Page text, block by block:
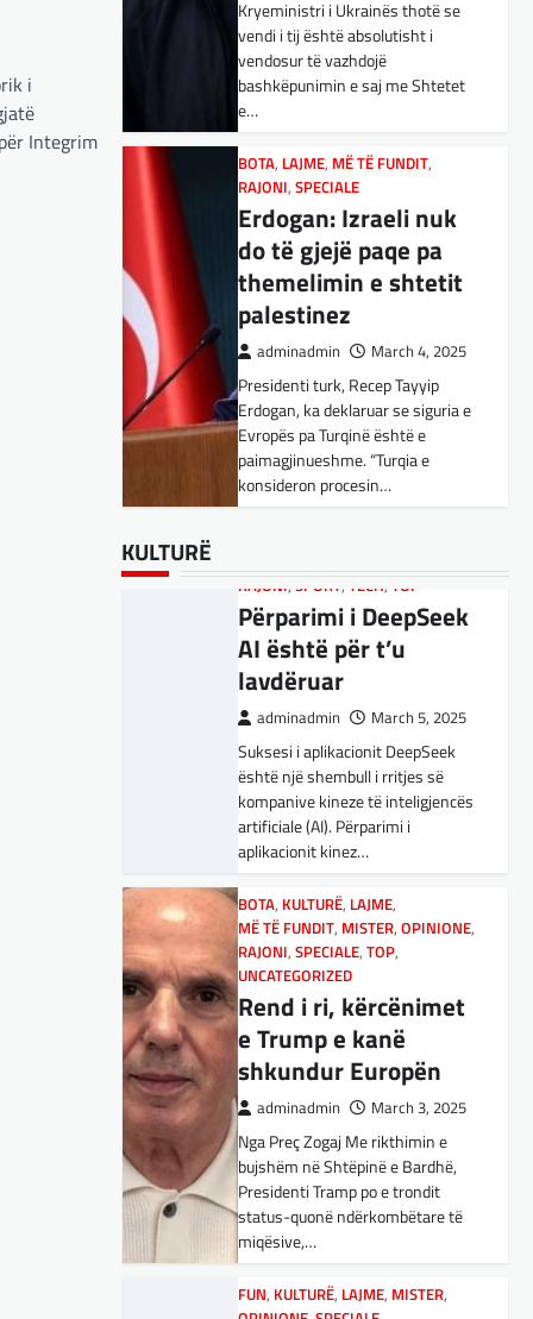
i
Integrim
Kryeministri i Ukrainës thotë se
vendi i tij është absolutisht i
vendosur të vazhdojë
bashkëpunimin e saj me Shtetet
e…
BOTA, LAJME, MË TË FUNDIT,
RAJONI,SPECIALE
Erdogan: Izraeli nuk
do të gjejë paqe pa
themelimin e shtetit
palestinez
adminadmin March 4, 2025
Presidenti turk, Recep Tayyip
Erdogan, ka deklaruar se siguria e
Evropës pa Turqinë është e
paimagjinueshme. “Turqia e
konsideron procesin…
Konkurrenti francez i
Starlink pa aksionet e
tij të trefishohen në
vlerë pasi Trump
ndaloi ndihmën për
Ukrainën
adminadmin March 5, 2025
Aksionet e ofruesit francez të
satelitëve Eutelsat u trefishuan
në vlerë gjatë dy ditëve të fundit
mes shqetësimeve se qasja…
BOTA,LAJME,MË TË FUNDIT
OPINIONE,RAJONI
Gjermani, ekspertët
sugjerojnë 400
miliardë euro për
mbrojtje
adminadmin March 4, 2025
Gjermania ndodhet aktualisht në
kulmin e përpjekjeve për krijimin e
qeverisë dhe koha nuk pret.
CDU/CSU dhe SPD po
KULTURË
ndonjë shqiptar që ndjek sadopak
politikën e jashtme, pas takimit
Trump-Zhelenski, nuk ka
menduar: Po…
BOTA,KULTURË,LAJME,MISTER,
RAJONI,SPECIALE,TECH
Varësia nga ChatGPT
është në rritje:
Kujdes! Këto janë
pasojat e mundshme
adminadmin
Sipas studiuesve, përdoruesit që
përdorin shpesh ChatGPT për
biseda jopersonale, duke
përfshirë kërkimin e këshillave,
shpjegimet konceptuale dhe
ndihmën për…
RAJONI,SPORT, TECH, TOP
Përparimi i DeepSeek
AI është për t’u
lavdëruar
adminadmin March 5, 2025
Suksesi i aplikacionit DeepSeek
është një shembull i rritjes së
kompanive kineze të inteligjencës
artificiale (AI). Përparimi i
aplikacionit kinez…
BOTA, KULTURË, LAJME,
MË TË FUNDIT, MISTER,OPINIONE,
RAJONI,SPECIALE,TOP,
UNCATEGORIZED
Rend i ri, kërcënimet
e Trump e kanë
shkundur Europën
adminadmin March 3, 2025
Nga Preç Zogaj Me rikthimin e
bujshëm në Shtëpinë e Bardhë,
Presidenti Tramp po e trondit
status-quonë ndërkombëtare të
miqësive,…
FUN, KULTURË, LAJME, MISTER,
SPORT,VENDI
FFM pranon
kërkesën e
Shkëndija ndaj
Vardarit do të luaj të
dielën
adminadmin
2024
Shkëndija dhe Vardari do të luajnë
zyrtarisht të dielën. Vendimi ka
ardhur nga Federata e futbollit të
Maqedonisë së Veriut…
LAJME,SPORT
Ja Kush E Bindi
Presidentin E
Vllaznisë Për Të
Marrë Qatip Osmanin
adminadmin
February 20,
2024
Skuadra e njohur shqiptare e
Vllaznisë nga Shkodra, me 30
tetor në postin e trajnerit
zyrtarizoi strategun tetovar, Qatip
Osmani.…
SPORT
Goli i Leipzigut ishte i
rregullt!